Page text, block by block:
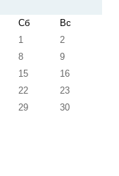
Сб
Вс
1
2
8
9
15
16
22
23
29
30